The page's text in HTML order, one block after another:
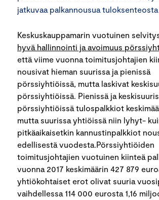
jatkuvaa palkannousua
Keskuskauppamarin vuotuinen
hyvä hallinnointi ja avoimuus
että viime vuonna toimitusjohtajien
nousivat hieman suurissa ja pienissä
pörssiyhtiöissä, mutta laskivat
pörssiyhtiöissä. Pienissä ja
pörssiyhtiöissä tulospalkkiot
mutta suurissa yhtiöissä niin lyhyt-
pitkäaikaisetkin kannustinpalkkiot
edellisestä vuodesta.Pörssiyhtiöiden
toimitusjohtajien vuotuinen kiinteä
vuonna 2017 keskimäärin 427 879
yhtiökohtaiset erot olivat suuria
vaihdellessa 114 000 eurosta 1,16